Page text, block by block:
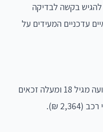
בקשה לבדיקה
עדכניים המעידים על
בעלי תעודת עיוור או לקויי ראייה קבועה מגיל 18 ומעלה זכאים
₪).